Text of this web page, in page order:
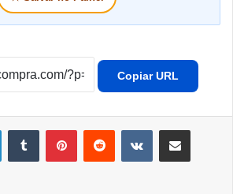
Copiar URL
LinkedinTumblr PinterestReddit VK Compartilhar por e-mail